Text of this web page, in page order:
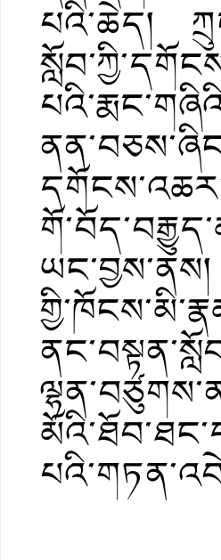
པའི་ཆེད།